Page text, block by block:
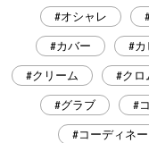
#オシャレ
#カバー #カ
#クリーム #クロ
#グラブ #
#コーディネー